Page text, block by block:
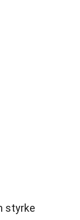
styrke